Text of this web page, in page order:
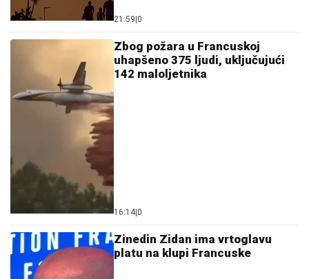
21:59 0
Zbog požara u Francuskoj
uhapšeno 375 ljudi, uključujući
142 maloljetnika
16:14 0
Zinedin Zidan ima vrtoglavu
platu na klupi Francuske